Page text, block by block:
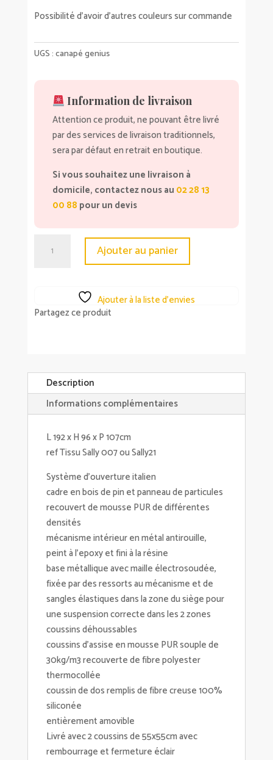
Possibilité d’avoir d’autres couleurs sur commande
UGS :canapé genius
Information de livraison
Attention ce produit, ne pouvant être livré
par des services de livraison traditionnels,
sera par défaut en retrait en boutique.
Si vous souhaitez une livraison à
domicile, contactez nous au 02 28 13
00 88 pour un devis
Ajouter au panier
Ajouter à la liste d’envies
Partagez ce produit
Description
Informations complémentaires
L 192 x H 96 x P 107cm
ref Tissu Sally 007 ou Sally21
Système d'ouverture italien
cadre en bois de pin et panneau de particules
recouvert de mousse PUR de différentes
densités
mécanisme intérieur en métal antirouille,
peint à l'epoxy et fini à la résine
base métallique avec maille électrosoudée,
fixée par des ressorts au mécanisme et de
sangles élastiques dans la zone du siège pour
une suspension correcte dans les 2 zones
coussins déhoussables
coussins d'assise en mousse PUR souple de
30kg/m3 recouverte de fibre polyester
thermocollée
coussin de dos remplis de fibre creuse 100%
siliconée
entièrement amovible
Livré avec 2 coussins de 55x55cm avec
rembourrage et fermeture éclair